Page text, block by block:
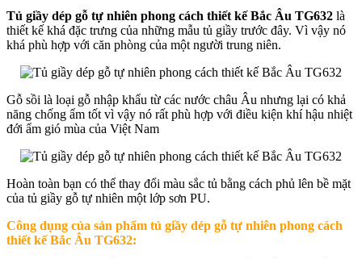
Tủ giầy dép gỗ tự nhiên phong cách thiết kế Bắc Âu TG632 là
thiết kế khá đặc trưng của những mẫu tủ giầy trước đây. Vì vậy nó
khá phù hợp với căn phòng của một người trung niên.
Gỗ sồi là loại gỗ nhập khẩu từ các nước châu Âu nhưng lại có khả
năng chống ẩm tốt vì vậy nó rất phù hợp với điều kiện khí hậu nhiệt
đới ẩm gió mùa của Việt Nam
Hoàn toàn bạn có thể thay đổi màu sắc tủ bằng cách phủ lên bề mặt
của tủ giầy gỗ tự nhiên một lớp sơn PU.
Công dụng của sản phẩm tủ giầy dép gỗ tự nhiên phong cách
thiết kế Bắc Âu TG632: